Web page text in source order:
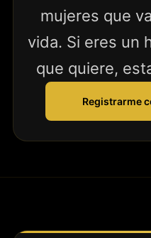
mujeres que
vida. Si eres un
que quiere,
Registrarme